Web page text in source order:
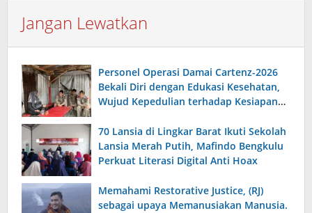
Jangan Lewatkan
Personel Operasi Damai Cartenz-2026
Bekali Diri dengan Edukasi Kesehatan,
Wujud Kepedulian terhadap Kesiapan
70 Lansia di Lingkar Barat Ikuti Sekolah
Lansia Merah Putih, Mafindo Bengkulu
Perkuat Literasi Digital Anti Hoax
Memahami Restorative Justice, (RJ)
sebagai upaya Memanusiakan Manusia.